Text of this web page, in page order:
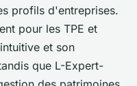
profils d'entreprises.
pour les TPE et
et son
que L-Expert-